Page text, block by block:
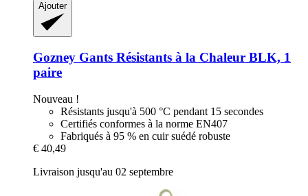
Ajouter
Gozney Gants Résistants à la Chaleur BLK, 1
paire
Nouveau !
Résistants jusqu'à 500 °C pendant 15 secondes
Certifiés conformes à la norme EN407
Fabriqués à 95 % en cuir suédé robuste
€ 40,49
Livraison jusqu'au 02 septembre